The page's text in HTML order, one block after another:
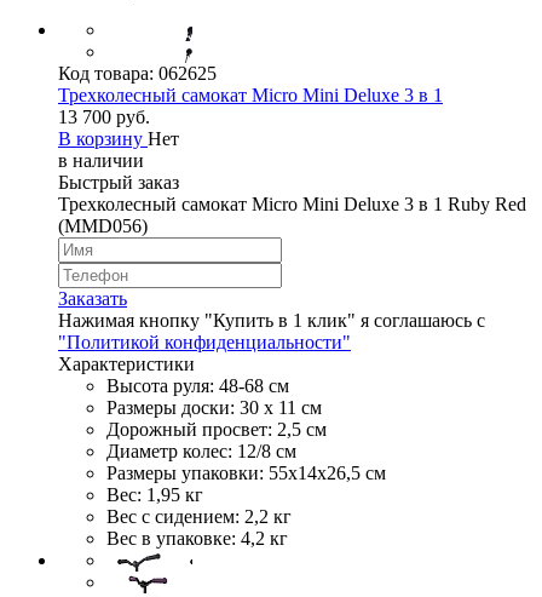
Код товара: 062625
Трехколесный самокат Micro Mini Deluxe 3 в 1
13 700 руб.
В корзину Нет
в наличии
Быстрый заказ
Трехколесный самокат Micro Mini Deluxe 3 в 1 Ruby Red
(MMD056)
Заказать
Нажимая кнопку "Купить в 1 клик" я соглашаюсь с
"Политикой конфиденциальности"
Характеристики
Высота руля: 48-68 см
Размеры доски: 30 х 11 см
Дорожный просвет: 2,5 см
Диаметр колес: 12/8 см
Размеры упаковки: 55х14х26,5 см
Вес: 1,95 кг
Вес с сидением: 2,2 кг
Вес в упаковке: 4,2 кг